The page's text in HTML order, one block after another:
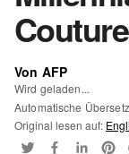
Von AFP
Wird geladen...
Automatische
Original lesen auf: